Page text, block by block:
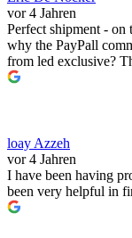
vor 4 Jahren
Perfect shipment - on
why the PayPall
from led exclusive?
loay Azzeh
vor 4 Jahren
I have been having
been very helpful in